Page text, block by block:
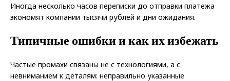
Иногда несколько часов переписки до отправки платежа
экономят компании тысячи рублей и дни ожидания.
Типичные ошибки и как их избежать
Частые промахи связаны не с технологиями, а с
невниманием к деталям: неправильно указанные